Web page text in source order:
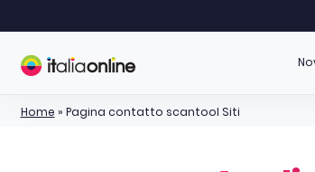
Home » Pagina contatto scantool Siti